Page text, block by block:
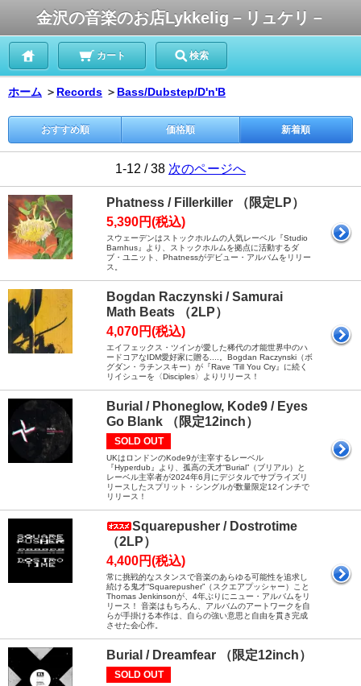
金沢の音楽のお店Lykkelig－リュケリ－
カート 検索
ホーム ＞ Records ＞ Bass/Dubstep/D'n'B
おすすめ順 価格順 新着順
1-12 / 38 次のページへ
Phatness / Fillerkiller （限定LP）
5,390円(税込)
スウェーデンはストックホルムの人気レーベル『Studio
Barnhus』より、ストックホルムを拠点に活動するダ
ブ・ユニット、Phatnessがデビュー・アルバムをリリー
ス。
Bogdan Raczynski / Samurai
Math Beats （2LP）
4,070円(税込)
エイフェックス・ツインが愛した稀代の才能世界中のハ
ードコアなIDM愛好家に贈る....。Bogdan Raczynski（ボ
グダン・ラチンスキー）が『Rave 'Till You Cry』に続く
リイシューを〈Disciples〉よりリリース！
Burial / Phoneglow, Kode9 / Eyes
Go Blank （限定12inch）
SOLD OUT
UKはロンドンのKode9が主宰するレーベル
『Hyperdub』より、孤高の天才“Burial”（ブリアル）と
レーベル主宰者が2024年6月にデジタルでサプライズリ
リースしたスプリット・シングルが数量限定12インチで
リリース！
Squarepusher / Dostrotime
（2LP）
4,400円(税込)
常に挑戦的なスタンスで音楽のあらゆる可能性を追求し
続ける鬼才“Squarepusher”（スクエアプッシャー）こと
Thomas Jenkinsonが、4年ぶりにニュー・アルバムをリ
リース！ 音楽はもちろん、アルバムのアートワークを自
らが手掛ける本作は、自らの強い意思と自由を貫き完成
させた会心作。
Burial / Dreamfear （限定12inch）
SOLD OUT